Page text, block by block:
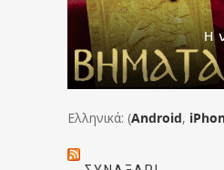
Ελληνικά: (Android,